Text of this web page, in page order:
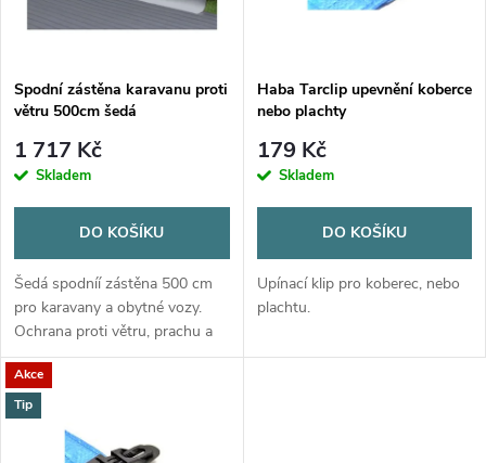
p
r
o
d
u
k
t
s
p
r
d
u
k
Spodní zástěna karavanu proti
větru 500cm šedá
1 717 Kč
Skladem
DO KOŠÍKU
Šedá spodníí zástěna 500 cm
pro karavany a obytné vozy.
Ochrana proti větru, prachu a
hluku. Snadná montáž, odolný
materiál. Zlepšuje izolaci a
komfort.
Haba Tarclip upevnění koberce
nebo plachty
179 Kč
Skladem
DO KOŠÍKU
Upínací klip pro koberec, nebo
plachtu.
Akce
Tip